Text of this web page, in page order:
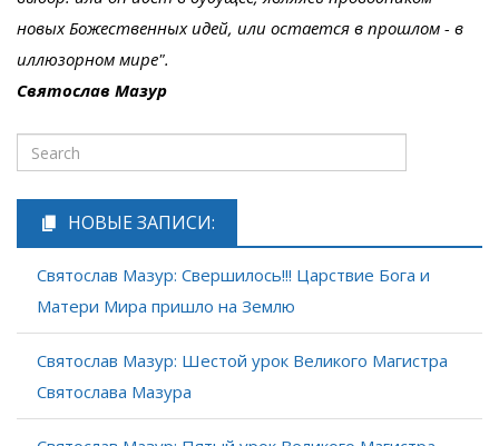
новых Божественных идей, или остается в прошлом - в
иллюзорном мире".
Святослав Мазур
НОВЫЕ ЗАПИСИ:
Святослав Мазур: Свершилось!!! Царствие Бога и
Матери Мира пришло на Землю
Святослав Мазур: Шестой урок Великого Магистра
Святослава Мазура